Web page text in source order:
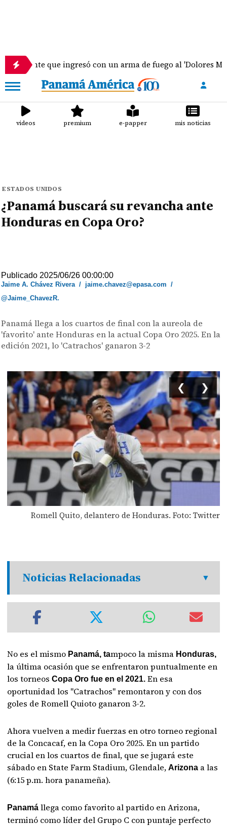
que ingresó con un arma de fuego al 'Dolores Moscote'
videos premium e-papper mis noticias
ESTADOS UNIDOS
¿Panamá buscará su revancha ante
Honduras en Copa Oro?
Publicado 2025/06/26 00:00:00
Jaime A. Chávez Rivera/ jaime.chavez@epasa.com /
@Jaime_ChavezR.
Panamá llega a los cuartos de final con la aureola de
'favorito' ante Honduras en la actual Copa Oro 2025. En la
edición 2021, lo 'Catrachos' ganaron 3-2
Romell Quito, delantero de Honduras. Foto: Twitter
❮ ❯
Noticias Relacionadas
No es el mismo Panamá, tampoco la misma Honduras,
la última ocasión que se enfrentaron puntualmente en
los torneos Copa Oro fue en el 2021. En esa
oportunidad los "Catrachos" remontaron y con dos
goles de Romell Quioto ganaron 3-2.
Ahora vuelven a medir fuerzas en otro torneo regional
de la Concacaf, en la Copa Oro 2025. En un partido
crucial en los cuartos de final, que se jugará este
sábado en State Farm Stadium, Glendale,Arizona a las
(6:15 p.m. hora panameña).
Panamállega como favorito al partido en Arizona,
terminó como líder del Grupo C con puntaje perfecto